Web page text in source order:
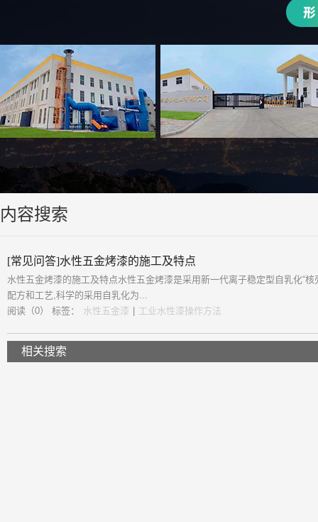
内容搜索
[常见问答]水性五金烤漆的施工及特点
水性五金烤漆的施工及特点水性五金烤漆是采用新一代离子稳定型自乳化“
配方和工艺,科学的采用自乳化为...
阅读（0） 标签： 水性五金漆 | 工业水性漆操作方法
相关搜索